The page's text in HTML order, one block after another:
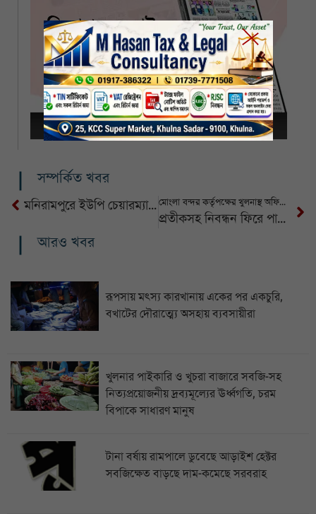
সম্পর্কিত খবর
মনিরামপুরে ইউপি চেয়ারম্যান ইঞ্জিনিয়ার আলমগীর হোসেন গ্রেফতার মোংলা বন্দর কর্তৃপক্ষের খুলনাস্থ অফিসে চেয়ারম্যান মহোদয়ের দপ্তরের শুভ উদ্বোধন
প্রতীকসহ নিবন্ধন ফিরে পাচ্ছে জামায়াত : নির্বাচন কমিশন
আরও খবর
রূপসায় মৎস্য কারখানায় একের পর একচুরি,
বখাটের দৌরাত্ম্যে অসহায় ব্যবসায়ীরা
খুলনার পাইকারি ও খুচরা বাজারে সবজি-সহ
নিত্যপ্রয়োজনীয় দ্রব্যমূল্যের ঊর্ধ্বগতি, চরম
বিপাকে সাধারণ মানুষ
টানা বর্ষায় রামপালে ডুবেছে আড়াইশ হেক্টর
সবজিক্ষেত বাড়ছে দাম-কমেছে সরবরাহ